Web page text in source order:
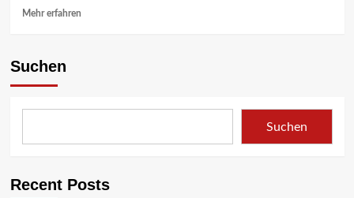
Mehr erfahrenMehr
Der
Suchen
Suchen
Recent Posts